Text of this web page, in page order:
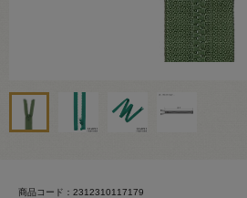
商品コード：2312310117179